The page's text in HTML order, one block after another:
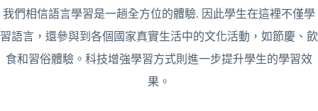
我們相信語言學習是一趟全方位的體驗. 因此學生在這裡不僅學
習語言，還參與到各個國家真實生活中的文化活動，如節慶、飲
食和習俗體驗。科技增強學習方式則進一步提升學生的學習效
果。